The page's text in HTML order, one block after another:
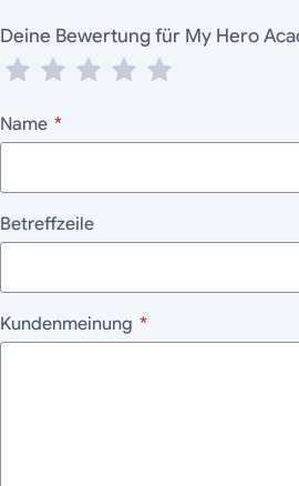
Deine Bewertung
Name *
Betreffzeile
Kundenmeinung *